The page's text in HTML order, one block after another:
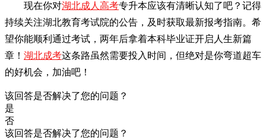
现在你对湖北成人高考专升本应该有清晰认知了吧？记得
持续关注湖北教育考试院的公告，及时获取最新报考指南。希
望你能顺利通过考试，两年后拿着本科毕业证开启人生新篇
章！ 湖北成考这条路虽然需要投入时间，但绝对是你弯道超车
的好机会，加油吧！
该回答是否解决了您的问题？
是
否
该回答是否解决了您的问题？